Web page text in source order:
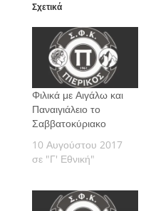
Σχετικά
Φιλικά με Αιγάλω και
Παναιγιάλειο το
Σαββατοκύριακο
10 Αυγούστου 2017
σε "Γ' Εθνική"